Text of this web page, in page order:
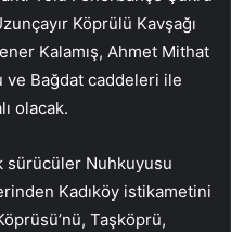
Köprülü Kavşağı
Kalamış, Ahmet Mithat
ve Bağdat caddeleri ile
olacak.
sürücüler Nuhkuyusu
Kadıköy istikametini
Taşköprü,